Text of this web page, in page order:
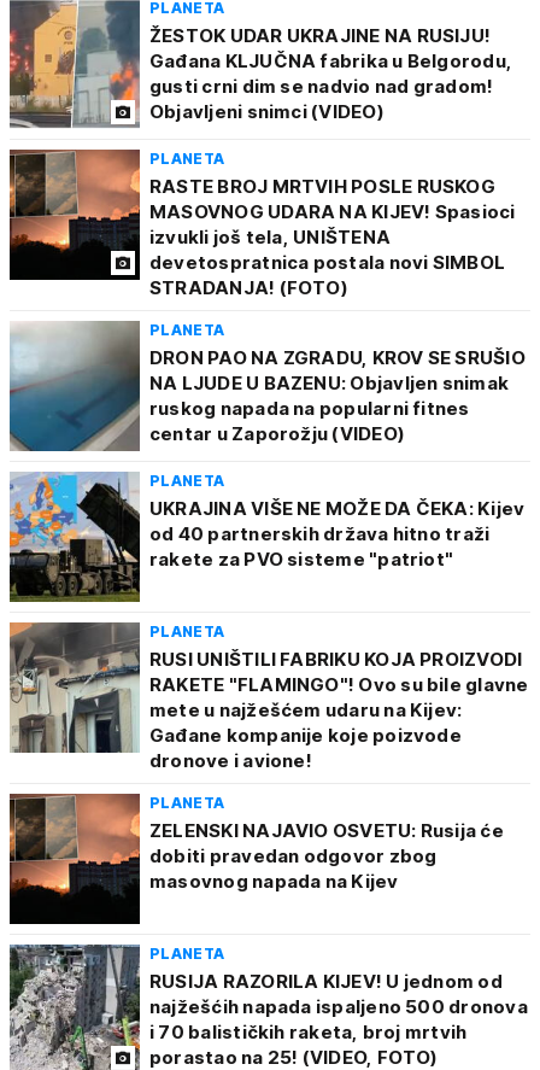
PLANETA
ŽESTOK UDAR UKRAJINE NA RUSIJU!
Gađana KLJUČNA fabrika u Belgorodu,
gusti crni dim se nadvio nad gradom!
Objavljeni snimci (VIDEO)
PLANETA
RASTE BROJ MRTVIH POSLE RUSKOG
MASOVNOG UDARA NA KIJEV! Spasioci
izvukli još tela, UNIŠTENA
devetospratnica postala novi SIMBOL
STRADANJA! (FOTO)
PLANETA
DRON PAO NA ZGRADU, KROV SE SRUŠIO
NA LJUDE U BAZENU: Objavljen snimak
ruskog napada na popularni fitnes
centar u Zaporožju (VIDEO)
PLANETA
UKRAJINA VIŠE NE MOŽE DA ČEKA: Kijev
od 40 partnerskih država hitno traži
rakete za PVO sisteme "patriot"
PLANETA
RUSI UNIŠTILI FABRIKU KOJA PROIZVODI
RAKETE "FLAMINGO"! Ovo su bile glavne
mete u najžešćem udaru na Kijev:
Gađane kompanije koje poizvode
dronove i avione!
PLANETA
ZELENSKI NAJAVIO OSVETU: Rusija će
dobiti pravedan odgovor zbog
masovnog napada na Kijev
PLANETA
RUSIJA RAZORILA KIJEV! U jednom od
najžešćih napada ispaljeno 500 dronova
i 70 balističkih raketa, broj mrtvih
porastao na 25! (VIDEO, FOTO)